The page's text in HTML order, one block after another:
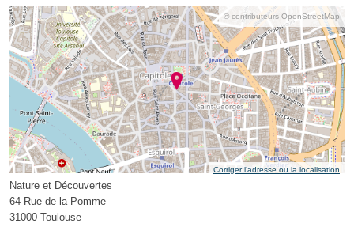
© contributeurs OpenStreetMap
Corriger l’adresse ou la localisation
Nature et Découvertes
64 Rue de la Pomme
31000 Toulouse